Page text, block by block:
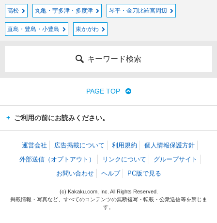
高松 丸亀・宇多津・多度津 琴平・金刀比羅宮周辺
直島・豊島・小豊島 東かがわ
キーワード検索
PAGE TOP
ご利用の前にお読みください。
運営会社 広告掲載について 利用規約
個人情報保護方針
外部送信（オプトアウト）
リンクについて
グループサイト
お問い合わせ
ヘルプ PC版で見る
(c) Kakaku.com, Inc. All Rights Reserved.
掲載情報・写真など、すべてのコンテンツの無断複写・転載・公衆送信等を禁じま
す。